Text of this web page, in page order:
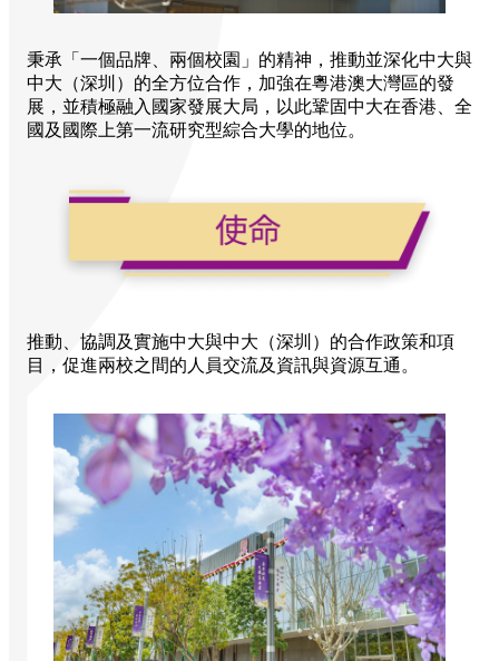
秉承「一個品牌、兩個校園」的精神，推動並深化中大與
中大（深圳）的全方位合作，加強在粵港澳大灣區的發
展，並積極融入國家發展大局，以此鞏固中大在香港、全
國及國際上第一流研究型綜合大學的地位。
推動、協調及實施中大與中大（深圳）的合作政策和項
目，促進兩校之間的人員交流及資訊與資源互通。